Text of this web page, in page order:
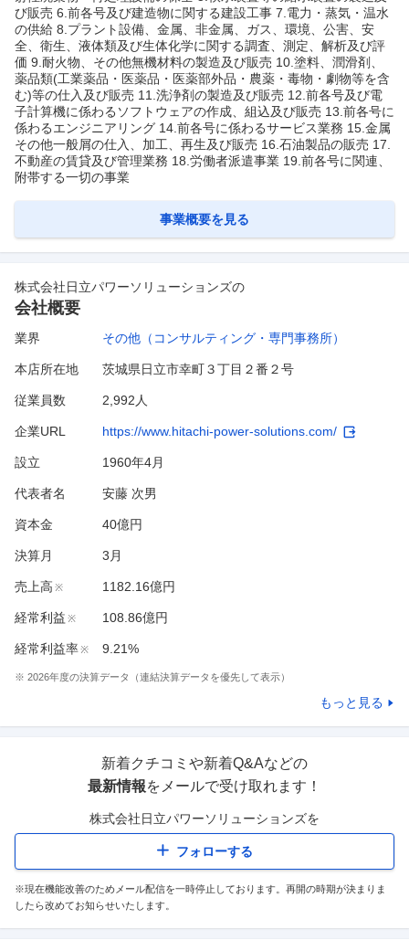
び販売 6.前各号及び建造物に関する建設工事 7.電力・蒸気・温水
の供給 8.プラント設備、金属、非金属、ガス、環境、公害、安
全、衛生、液体類及び生体化学に関する調査、測定、解析及び評
価 9.耐火物、その他無機材料の製造及び販売 10.塗料、潤滑剤、
薬品類(工業薬品・医薬品・医薬部外品・農薬・毒物・劇物等を含
む)等の仕入及び販売 11.洗浄剤の製造及び販売 12.前各号及び電
子計算機に係わるソフトウェアの作成、組込及び販売 13.前各号に
係わるエンジニアリング 14.前各号に係わるサービス業務 15.金属
その他一般屑の仕入、加工、再生及び販売 16.石油製品の販売 17.
不動産の賃貸及び管理業務 18.労働者派遣事業 19.前各号に関連、
附帯する一切の事業
事業概要を見る
株式会社日立パワーソリューションズの
会社概要
業界 その他（コンサルティング・専門事務所）
本店所在地 茨城県日立市幸町３丁目２番２号
従業員数 2,992人
企業URL https://www.hitachi-power-solutions.com/
設立 1960年4月
代表者名 安藤 次男
資本金 40億円
決算月 3 月
売上高 ※ 1182.16億円
経常利益 ※ 108.86億円
経常利益率※ 9.21%
※ 2026年度の決算データ（連結決算データを優先して表示）
もっと見る
新着クチコミや新着Q&Aなどの
最新情報をメールで受け取れます！
株式会社日立パワーソリューションズを
フォローする
※現在機能改善のためメール配信を一時停止しております。再開の時期が決まりま
したら改めてお知らせいたします。